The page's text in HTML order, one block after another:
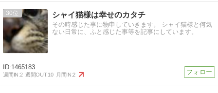
30 シャイ猫様は幸せのカタチ
その時感じた事に物申していきます。 シャイ猫様と何気
ない日常に、ふと感じた事等を記事にしています。
1465183
週間IN:2 週間OUT:10 月間IN:2